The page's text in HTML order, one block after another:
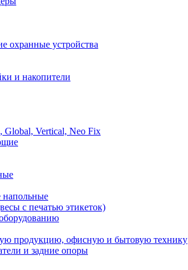
охранные устройства
и накопители
Global, Vertical, Neo Fix
напольные
с печатью этикеток)
продукцию, офисную и бытовую технику
и задние опоры